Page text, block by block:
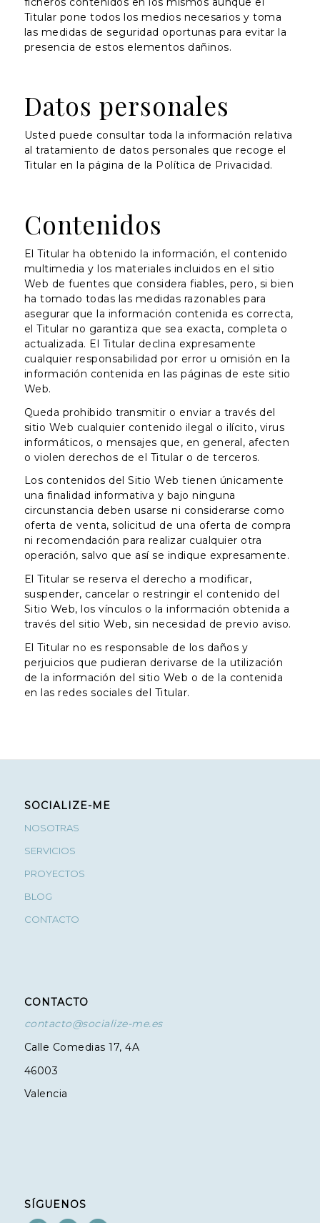
Titular pone todos los medios necesarios y toma
las medidas de seguridad oportunas para evitar la
presencia de estos elementos dañinos.
Datos personales
Usted puede consultar toda la información relativa
al tratamiento de datos personales que recoge el
Titular en la página de la Política de Privacidad.
Contenidos
El Titular ha obtenido la información, el contenido
multimedia y los materiales incluidos en el sitio
Web de fuentes que considera fiables, pero, si bien
ha tomado todas las medidas razonables para
asegurar que la información contenida es correcta,
el Titular no garantiza que sea exacta, completa o
actualizada. El Titular declina expresamente
cualquier responsabilidad por error u omisión en la
información contenida en las páginas de este sitio
Web.
Queda prohibido transmitir o enviar a través del
sitio Web cualquier contenido ilegal o ilícito, virus
informáticos, o mensajes que, en general, afecten
o violen derechos de el Titular o de terceros.
Los contenidos del Sitio Web tienen únicamente
una finalidad informativa y bajo ninguna
circunstancia deben usarse ni considerarse como
oferta de venta, solicitud de una oferta de compra
ni recomendación para realizar cualquier otra
operación, salvo que así se indique expresamente.
El Titular se reserva el derecho a modificar,
suspender, cancelar o restringir el contenido del
Sitio Web, los vínculos o la información obtenida a
través del sitio Web, sin necesidad de previo aviso.
El Titular no es responsable de los daños y
perjuicios que pudieran derivarse de la utilización
de la información del sitio Web o de la contenida
en las redes sociales del Titular.
SOCIALIZE-ME
NOSOTRAS
SERVICIOS
PROYECTOS
BLOG
CONTACTO
CONTACTO
contacto@socialize-me.es
Calle Comedias 17, 4A
46003
Valencia
SÍGUENOS